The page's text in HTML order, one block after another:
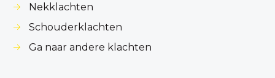
Nekklachten
Schouderklachten
Ga naar andere klachten